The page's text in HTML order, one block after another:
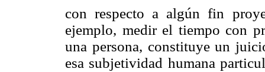
con respecto a algún fin
ejemplo, medir el tiempo con
una persona, constituye un
esa subjetividad humana